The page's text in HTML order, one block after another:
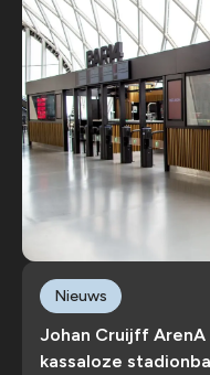
Johan Cruijff
kassaloze
Nieuws